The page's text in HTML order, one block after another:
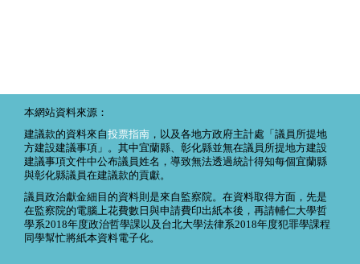
本網站資料來源：
建議款的資料來自投票指南 ，以及各地方政府主計處「議員所提地
方建設建議事項」。其中宜蘭縣、彰化縣並無在議員所提地方建設
建議事項文件中公布議員姓名，導致無法透過統計得知每個宜蘭縣
與彰化縣議員在建議款的貢獻。
議員政治獻金細目的資料則是來自監察院。在資料取得方面，先是
在監察院的電腦上花費數日與申請費印出紙本後，再請輔仁大學哲
學系2018年度政治哲學課以及台北大學法律系2018年度犯罪學課程
同學幫忙將紙本資料電子化。